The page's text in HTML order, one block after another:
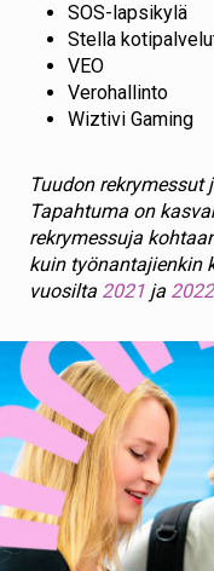
SOS-lapsikylä
Stella
VEO
Verohallinto
Wiztivi Gaming
Tuudon rekrymessut
Tapahtuma on
rekrymessuja
kuin työnantajienkin
vuosilta 2021 ja 2022